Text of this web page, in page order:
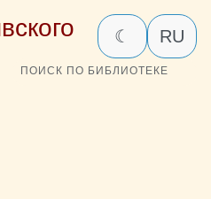
☾ RU
ПОИСК ПО БИБЛИОТЕКЕ